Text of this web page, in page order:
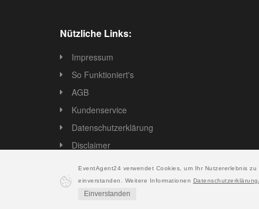
EventAgent24 verwendet Cookies, um Ihr Nutzererlebnis
einverstanden. Weitere Informationen
Einverstanden
Nützliche Links:
Impressum
So Funktioniert's
AGB
Kundenservice
Datenschutzerklärung
Disclaimer